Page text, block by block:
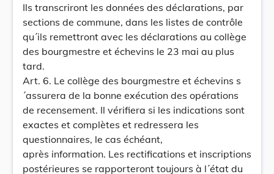
Ils transcriront les données des déclarations, par
sections de commune, dans les listes de contrôle
qu´ils remettront avec les déclarations au collège
des bourgmestre et échevins le 23 mai au plus
tard.
Art. 6. Le collège des bourgmestre et échevins s
´assurera de la bonne exécution des opérations
de recensement. Il vérifiera si les indications sont
exactes et complètes et redressera les
questionnaires, le cas échéant,
après information. Les rectifications et inscriptions
postérieures se rapporteront toujours à l´état du